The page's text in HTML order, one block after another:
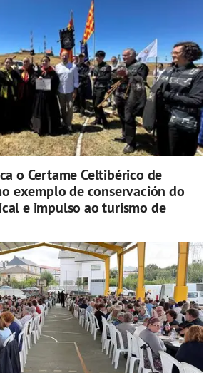
o Certame Celtibérico de
exemplo de conservación do
e impulso ao turismo de